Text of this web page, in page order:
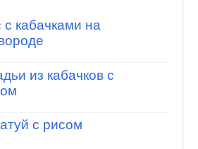
с кабачками на
из кабачков с
с рисом